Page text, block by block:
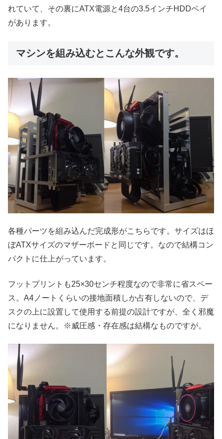
れていて、その裏にATX電源と4台の3.5インチHDDベイ
があります。
マシンを組み込むとこんな外観です。
各種パーツを組み込んだ完成形がこちらです。サイズはほ
ぼATXサイズのマザーボードと同じです。なので結構コン
パクトに仕上がっています。
フットプリントも25×30センチ程度なので非常に省スペー
ス。A4ノートくらいの接地面積しか占有しないので、デ
スクの上に設置して使用する前提の設計ですが、全く邪魔
になりません。※威圧感・存在感は結構なものですが。